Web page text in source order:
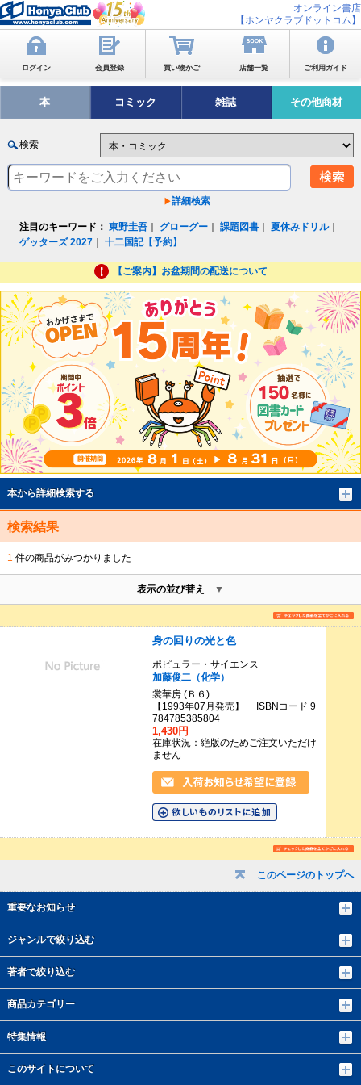
オンライン書店
【ホンヤクラブドットコム】
ログイン 会員登録 買い物かご 店舗一覧 ご利用ガイド
本 コミック 雑誌 その他商材
検索
詳細検索
注目のキーワード： 東野圭吾 グローグー ｜課題図書 ｜夏休みドリル｜
ゲッターズ 2027 ｜十二国記【予約】
【ご案内】お盆期間の配送について
このページのトップへ
重要なお知らせ
ジャンルで絞り込む
著者で絞り込む
商品カテゴリー
特集情報
このサイトについて
本から詳細検索する
検索結果
1 件の商品がみつかりました
表示の並び替え
身の回りの光と色
ポピュラー・サイエンス
加藤俊二（化学）
裳華房 (Ｂ６)
【1993年07月発売】 ISBNコード 9
784785385804
1,430円
在庫状況：絶版のためご注文いただけ
ません